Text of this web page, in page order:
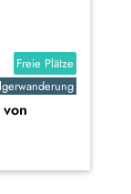
Freie Plätze